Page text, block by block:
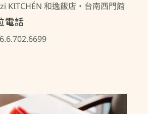
KITCHÉN 和逸飯店‧台南西門館
電話